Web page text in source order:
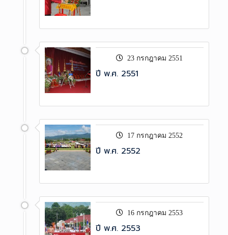
23 กรกฎาคม 2551
ปี พ.ศ. 2551
17 กรกฎาคม 2552
ปี พ.ศ. 2552
16 กรกฎาคม 2553
ปี พ.ศ. 2553